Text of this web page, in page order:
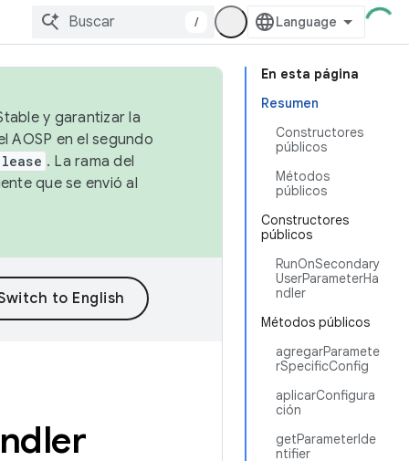
/
En esta página
Resumen
Constructores
públicos
Métodos
públicos
Constructores
públicos
RunOnSecondary
UserParameterHa
ndler
Métodos públicos
agregarParamete
rSpecificConfig
aplicarConfigura
ción
getParameterIde
ntifier
y garantizar la
AOSP en el segundo
. La rama del
que se envió al